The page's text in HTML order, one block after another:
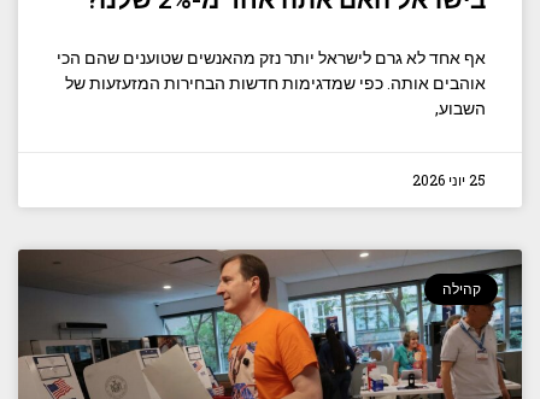
אף אחד לא גרם לישראל יותר נזק מהאנשים שטוענים שהם הכי
אוהבים אותה. כפי שמדגימות חדשות הבחירות המזעזעות של
השבוע,
25 יוני 2026
קהילה